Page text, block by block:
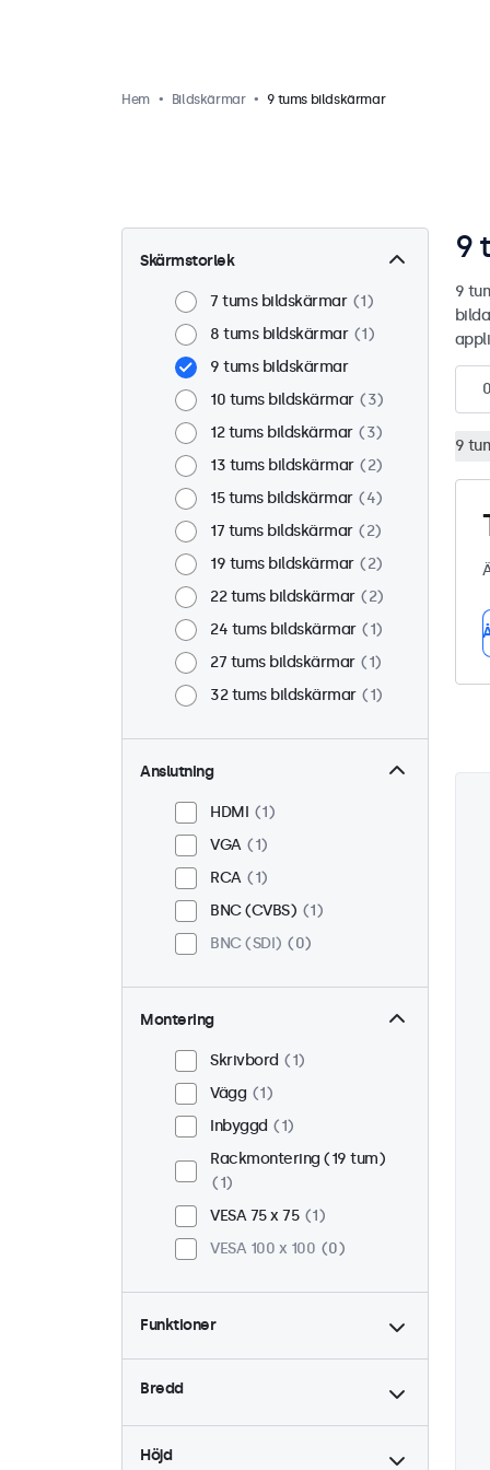
Hem Bildskärmar 9 tums bildskärmar
Skärmstorlek
7 tums bildskärmar
1
8 tums bildskärmar
1
9 tums bildskärmar
10 tums bildskärmar
3
12 tums bildskärmar
3
13 tums bildskärmar
2
15 tums bildskärmar
4
17 tums bildskärmar
2
19 tums bildskärmar
2
22 tums bildskärmar
2
24 tums bildskärmar
1
27 tums bildskärmar
1
32 tums bildskärmar
1
Anslutning
HDMI
1
VGA
1
RCA
1
BNC (CVBS)
1
BNC (SDI)
0
Montering
Skrivbord
1
Vägg
1
Inbyggd
1
Rackmontering (19 tum)
1
VESA 75 x 75
1
VESA 100 x 100
0
Funktioner
4:3 / 5:4
0
Dimning
1
Bredd
Höjd
9
9
0
9